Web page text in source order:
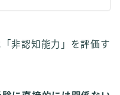
非認知能力」を評価す